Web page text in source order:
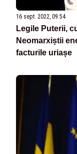
16 sept. 2022, 09:54
Legile Puterii,
Neomarxiștii
facturile uriașe